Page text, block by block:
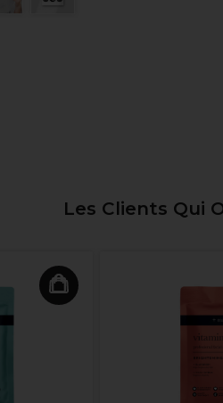
Les Clients Qui